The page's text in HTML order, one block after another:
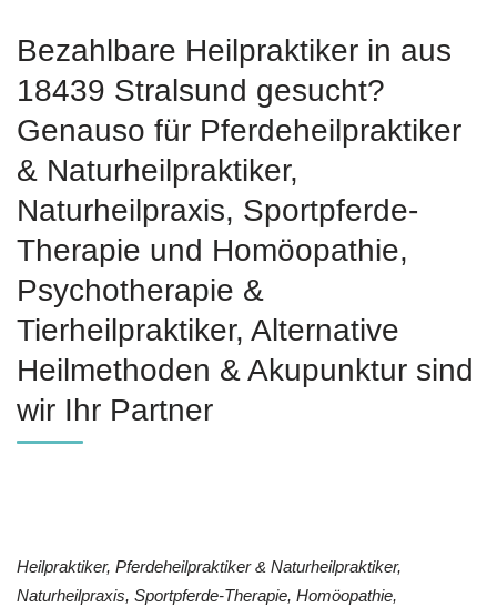
Bezahlbare Heilpraktiker in aus
18439 Stralsund gesucht?
Genauso für Pferdeheilpraktiker
& Naturheilpraktiker,
Naturheilpraxis, Sportpferde-
Therapie und ‎Homöopathie,
‎Psychotherapie &
‎Tierheilpraktiker, Alternative
Heilmethoden & Akupunktur sind
wir Ihr Partner
Heilpraktiker, Pferdeheilpraktiker & Naturheilpraktiker,
Naturheilpraxis, Sportpferde-Therapie, ‎Homöopathie,